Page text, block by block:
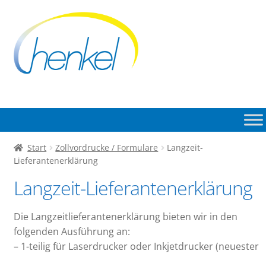
Navigation
springen
Inhalt
springen
Start Zollvordrucke / Formulare
Langzeit-
Lieferantenerklärung
Langzeit-Lieferantenerklärung
Die Langzeitlieferantenerklärung bieten wir in den
folgenden Ausführung an:
– 1-teilig für Laserdrucker oder Inkjetdrucker (neuester